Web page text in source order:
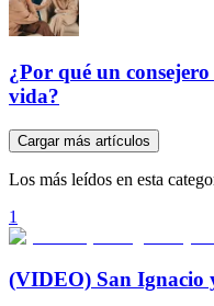
¿Por qué un
vida?
Cargar más artículos
Los más leídos en esta
1
(VIDEO) San Ignacio